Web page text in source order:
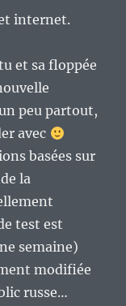
internet.
et sa floppée
peu partout,
avec
basées sur
la
test est
semaine)
modifiée
russe…